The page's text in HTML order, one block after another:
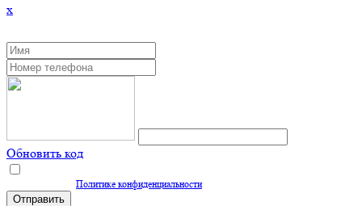
x
Обновить код
Политике конфиденциальности